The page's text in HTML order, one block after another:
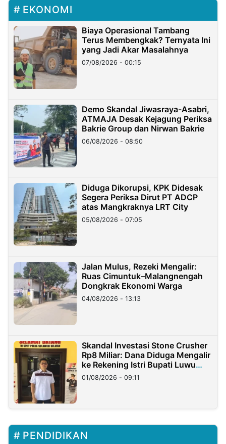
EKONOMI
Biaya Operasional Tambang
Terus Membengkak? Ternyata Ini
yang Jadi Akar Masalahnya
07/08/2026 - 00:15
Demo Skandal Jiwasraya-Asabri,
ATMAJA Desak Kejagung Periksa
Bakrie Group dan Nirwan Bakrie
06/08/2026 - 08:50
Diduga Dikorupsi, KPK Didesak
Segera Periksa Dirut PT ADCP
atas Mangkraknya LRT City
05/08/2026 - 07:05
Jalan Mulus, Rezeki Mengalir:
Ruas Cimuntuk–Malangnengah
Dongkrak Ekonomi Warga
04/08/2026 - 13:13
Skandal Investasi Stone Crusher
Rp8 Miliar: Dana Diduga Mengalir
ke Rekening Istri Bupati Luwu
Timur
01/08/2026 - 09:11
PENDIDIKAN